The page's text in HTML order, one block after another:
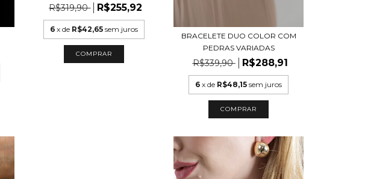
R$319,90 R$255,92
6 x de R$42,65 sem juros
BRACELETE DUO COLOR COM
PEDRAS VARIADAS
R$339,90 R$288,91
6 x de R$48,15 sem juros